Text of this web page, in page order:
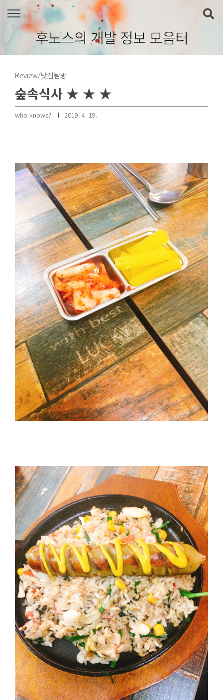
본문 바로가기
후노스의 개발 정보 모음터
Review/맛집탐방
숲속식사 ★ ★ ★
who knows? 2019. 4. 19.